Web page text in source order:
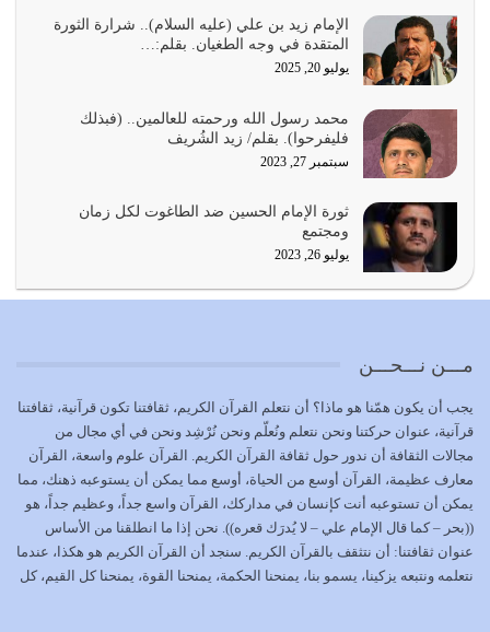
بحبل الله جميعاً وليس كل…
يوليو 22, 2026
يشاء ويذل من يشاء
يوليو 21, 2026
كل زمان…
يوليو 19, 2026
الوظيفة عبارة عن مسؤولية يجب النهوض بها كما ينبغي لكي
وَالْمُنْفِقِينَ…
يوليو 17, 2026
الاعتصام بحبل الله أمر إلهي للمؤمنين وهو بمثابة سبب بينهم
وبين الله يترتب عليه النصر…
يوليو 16, 2026
إما أن نحاول أن نكون من أولياء الله فيتم على أيدينا ضرب
الإمام زيد بن علي (عليه السلام).. شرارة الثورة
المتقدة في وجه الطغيان. بقلم:…
يوليو 20, 2025
محمد رسول الله ورحمته للعالمين.. (فبذلك
فليفرحوا). بقلم/ زيد الشُريف
سبتمبر 27, 2023
ثورة الإمام الحسين ضد الطاغوت لكل زمان
ومجتمع
يوليو 26, 2023
مـــن نـــحـــن
يجب أن يكون همّنا هو ماذا؟ أن نتعلم القرآن الكريم، ثقافتنا تكون قرآنية، ثقافتنا
قرآنية، عنوان حركتنا ونحن نتعلم ونُعلّم ونحن نُرْشِد ونحن في أي مجال من
مجالات الثقافة أن ندور حول ثقافة القرآن الكريم. القرآن علوم واسعة، القرآن
معارف عظيمة، القرآن أوسع من الحياة، أوسع مما يمكن أن يستوعبه ذهنك، مما
يمكن أن تستوعبه أنت كإنسان في مداركك، القرآن واسع جداً، وعظيم جداً، هو
((بحر – كما قال الإمام علي – لا يُدرَك قعره)). نحن إذا ما انطلقنا من الأساس
عنوان ثقافتنا: أن نتثقف بالقرآن الكريم. سنجد أن القرآن الكريم هو هكذا، عندما
نتعلمه ونتبعه يزكينا، يسمو بنا، يمنحنا الحكمة، يمنحنا القوة، يمنحنا كل القيم، كل